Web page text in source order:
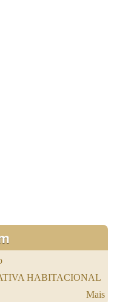
HABITACIONAL
Mais